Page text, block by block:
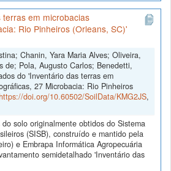
em microbacias
Rio Pinheiros (Orleans, SC)'
Chanin, Yara Maria Alves; Oliveira,
de; Pola, Augusto Carlos; Benedetti,
do 'Inventário das terras em
27 Microbacia: Rio Pinheiros
doi.org/10.60502/SoilData/KMG2JS,
solo originalmente obtidos do Sistema
(SISB), construído e mantido pela
e Embrapa Informática Agropecuária
semidetalhado 'Inventário das